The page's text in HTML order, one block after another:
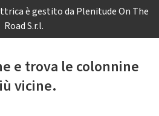
è gestito da Plenitude On The
Road S.r.l.
e trova le colonnine
vicine.